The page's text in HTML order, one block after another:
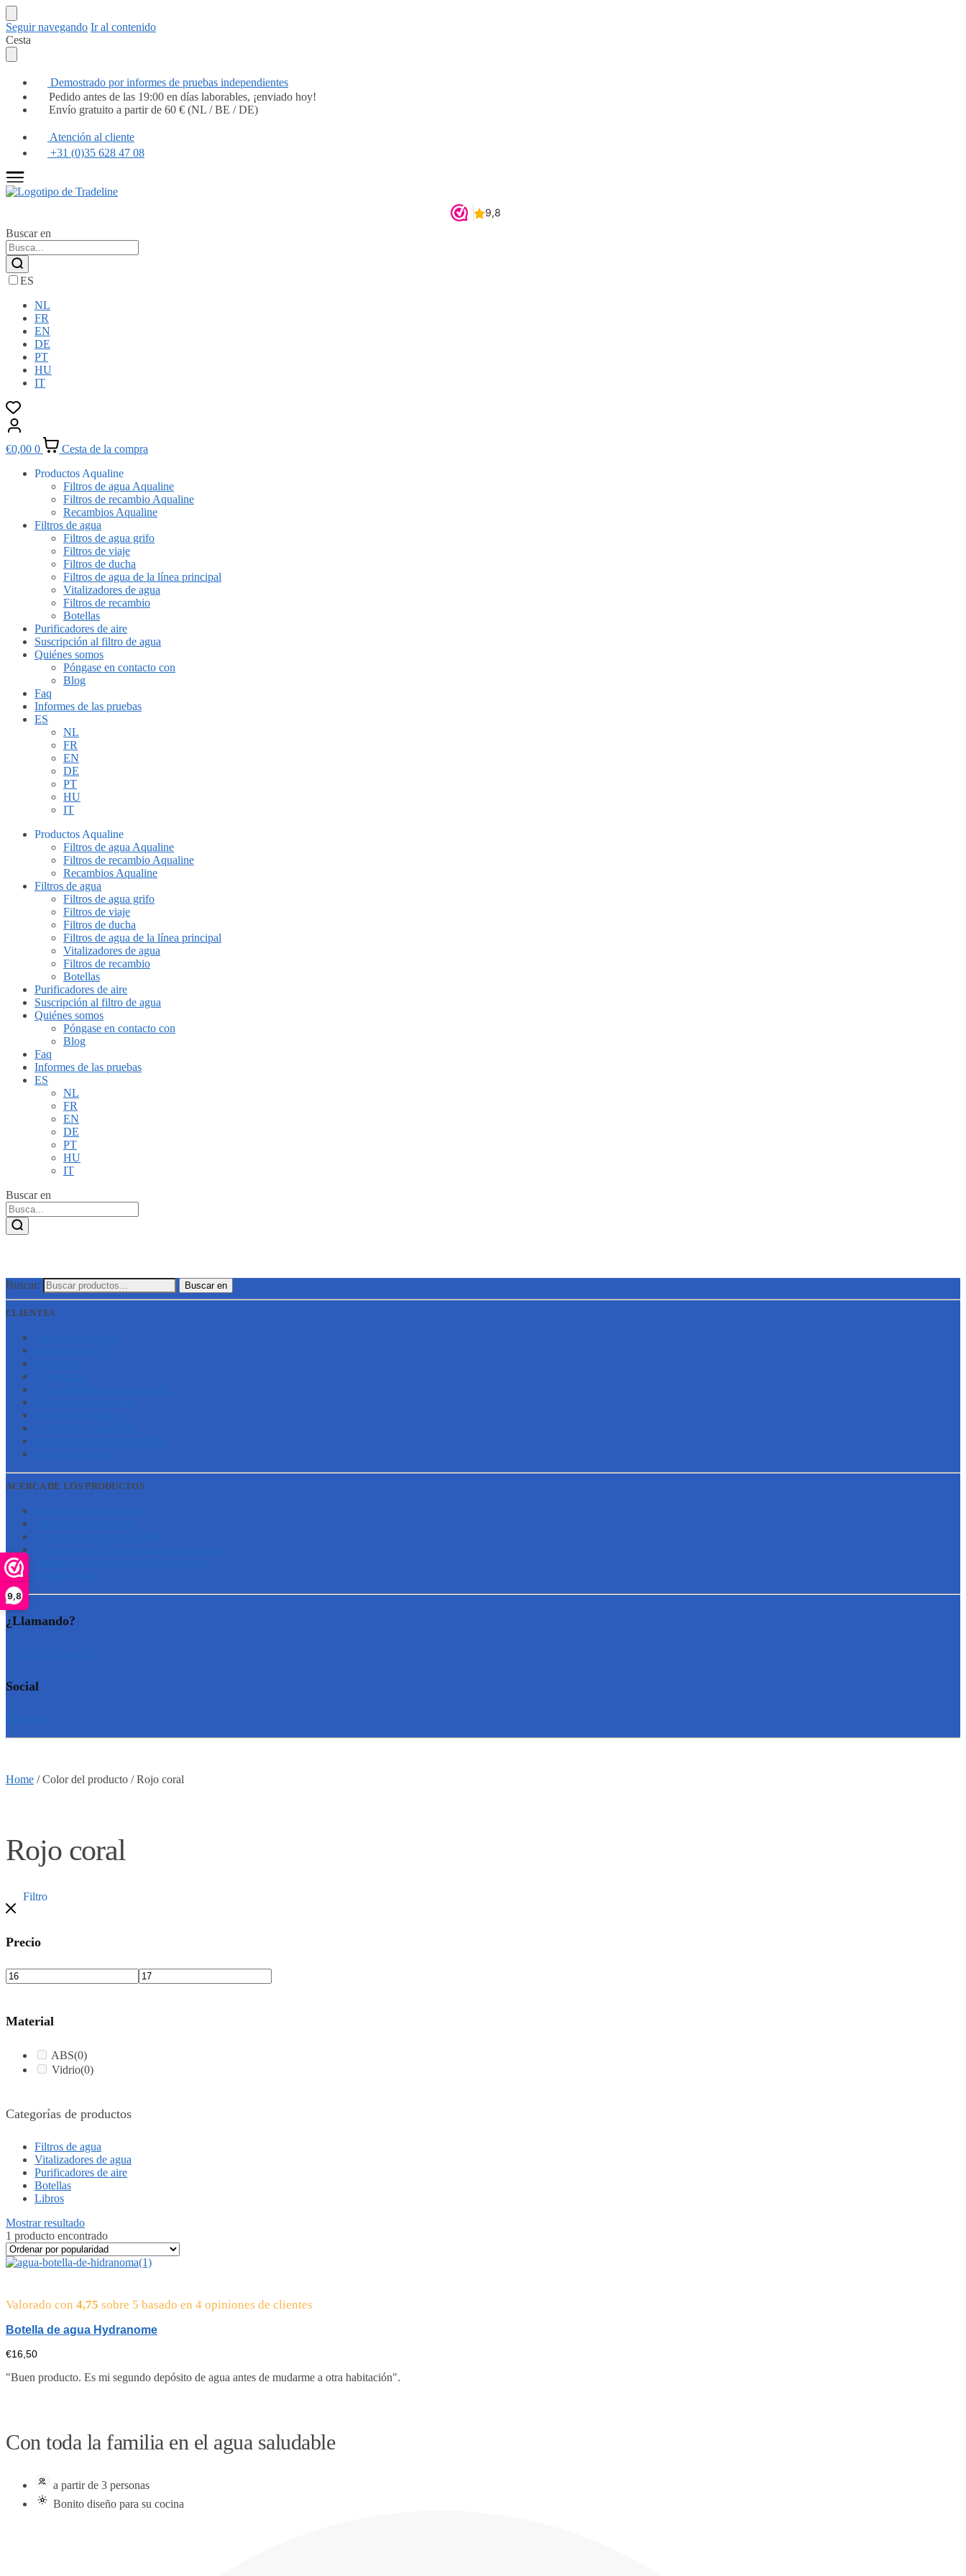
9,8
Seguir navegando Ir al contenido
Cesta
Demostrado por informes de pruebas independientes
Pedido antes de las 19:00 en días laborables, ¡enviado hoy!
Envío gratuito a partir de 60 € (NL / BE / DE)
Atención al cliente
+31 (0)35 628 47 08
Buscar en
ES
NL
FR
EN
DE
PT
HU
IT
€0,00 0
Cesta de la compra
Productos Aqualine
Filtros de agua Aqualine
Filtros de recambio Aqualine
Recambios Aqualine
Filtros de agua
Filtros de agua grifo
Filtros de viaje
Filtros de ducha
Filtros de agua de la línea principal
Vitalizadores de agua
Filtros de recambio
Botellas
Purificadores de aire
Suscripción al filtro de agua
Quiénes somos
Póngase en contacto con
Blog
Faq
Informes de las pruebas
ES
NL
FR
EN
DE
PT
HU
IT
Productos Aqualine
Filtros de agua Aqualine
Filtros de recambio Aqualine
Recambios Aqualine
Filtros de agua
Filtros de agua grifo
Filtros de viaje
Filtros de ducha
Filtros de agua de la línea principal
Vitalizadores de agua
Filtros de recambio
Botellas
Purificadores de aire
Suscripción al filtro de agua
Quiénes somos
Póngase en contacto con
Blog
Faq
Informes de las pruebas
ES
NL
FR
EN
DE
PT
HU
IT
Buscar en
Buscar: Buscar en
CLIENTES
ACERCA DE LOS PRODUCTOS
¿Llamando?
Social
Home /Color del producto /Rojo coral
Rojo coral
Filtro
Precio
Material
ABS(0)
Vidrio(0)
Categorías de productos
Filtros de agua
Vitalizadores de agua
Purificadores de aire
Botellas
Libros
Mostrar resultado
1 producto encontrado
Valorado con 4,75 sobre 5 basado en 4 opiniones de clientes
Botella de agua Hydranome
€16,50
"Buen producto. Es mi segundo depósito de agua antes de mudarme a otra habitación".
Con toda la familia en el agua saludable
a partir de 3 personas
Bonito diseño para su cocina